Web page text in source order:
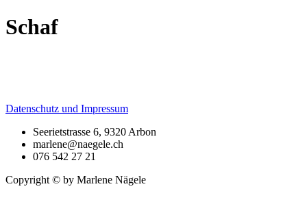
Schaf
Datenschutz und Impressum
Seerietstrasse 6, 9320 Arbon
marlene@naegele.ch
076 542 27 21
Copyright © by Marlene Nägele